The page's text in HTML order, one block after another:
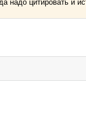
надо цитировать и